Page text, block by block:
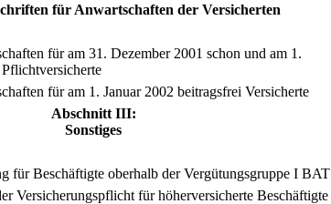
für Anwartschaften der Versicherten
für am 31. Dezember 2001 schon und am 1.
für am 1. Januar 2002 beitragsfrei Versicherte
Abschnitt III:
Sonstiges
für Beschäftigte oberhalb der Vergütungsgruppe I BAT
Versicherungspflicht für höherversicherte Beschäftigte